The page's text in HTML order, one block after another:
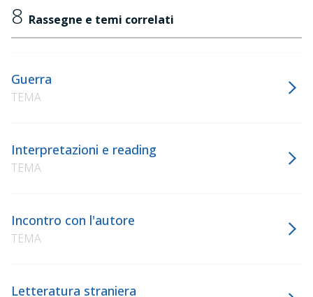
8 Rassegne e temi correlati
Guerra
TEMA
Interpretazioni e reading
TEMA
Incontro con l'autore
TEMA
Letteratura straniera